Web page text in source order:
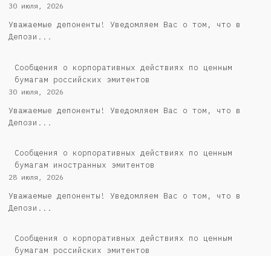
30 июля, 2026
Уважаемые депоненты! Уведомляем Вас о том, что в
Депози...
Cообщения о корпоративных действиях по ценным
бумагам российских эмитентов
30 июля, 2026
Уважаемые депоненты! Уведомляем Вас о том, что в
Депози...
Сообщения о корпоративных действиях по ценным
бумагам иностранных эмитентов
28 июля, 2026
Уважаемые депоненты! Уведомляем Вас о том, что в
Депози...
Cообщения о корпоративных действиях по ценным
бумагам российских эмитентов